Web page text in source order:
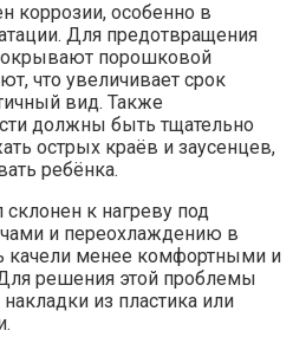
коррозии, особенно в
Для предотвращения
порошковой
что увеличивает срок
вид. Также
должны быть тщательно
острых краёв и заусенцев,
ребёнка.
к нагреву под
и переохлаждению в
качели менее комфортными и
решения этой проблемы
из пластика или